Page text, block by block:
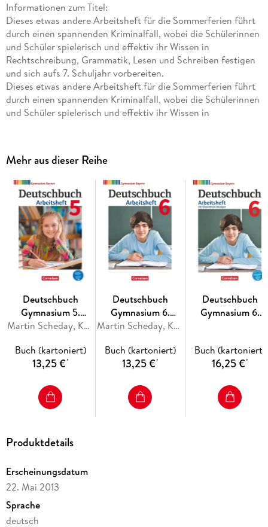
Informationen zum Titel:
Dieses etwas andere Arbeitsheft für die Sommerferien führt
durch einen spannenden Kriminalfall, wobei die Schülerinnen
und Schüler spielerisch und effektiv ihr Wissen in
Rechtschreibung, Grammatik, Lesen und Schreiben festigen
und sich aufs 7. Schuljahr vorbereiten.
Dieses etwas andere Arbeitsheft für die Sommerferien führt
durch einen spannenden Kriminalfall, wobei die Schülerinnen
und Schüler spielerisch und effektiv ihr Wissen in
Mehr aus dieser Reihe
Deutschbuch
Gymnasium 5.
Jahrgangsstufe.
Lösungen. Bayern
Martin Scheday, Konrad Wieland
Buch (kartoniert)
13,25 €*
Deutschbuch
Gymnasium 6.
Jahrgangsstufe -
mit Lösungen
Martin Scheday, Konrad Wieland
Buch (kartoniert)
13,25 €*
Deutschbuch
Gymnasium 6.
mit interaktiven
Übungen auf
Buch (kartoniert)
16,25 €*
Produktdetails
Erscheinungsdatum
22. Mai 2013
Sprache
deutsch